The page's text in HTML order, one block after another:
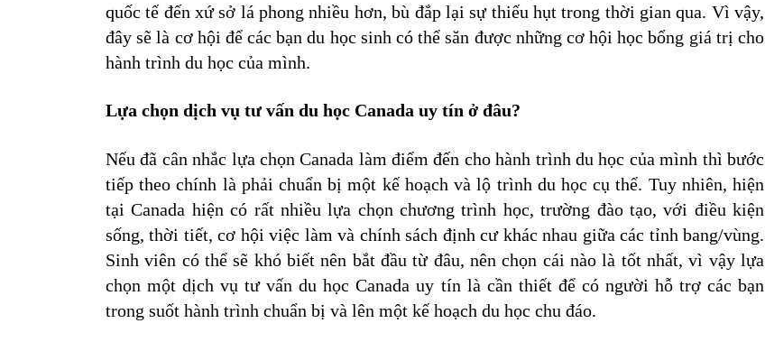
quốc tế đến xứ sở lá phong nhiều hơn, bù đắp lại sự thiếu hụt trong thời gian qua. Vì vậy,
đây sẽ là cơ hội để các bạn du học sinh có thể săn được những cơ hội học bổng giá trị cho
hành trình du học của mình.
Lựa chọn dịch vụ tư vấn du học Canada uy tín ở đâu?
Nếu đã cân nhắc lựa chọn Canada làm điểm đến cho hành trình du học của mình thì bước
tiếp theo chính là phải chuẩn bị một kế hoạch và lộ trình du học cụ thể. Tuy nhiên, hiện
tại Canada hiện có rất nhiều lựa chọn chương trình học, trường đào tạo, với điều kiện
sống, thời tiết, cơ hội việc làm và chính sách định cư khác nhau giữa các tỉnh bang/vùng.
Sinh viên có thể sẽ khó biết nên bắt đầu từ đâu, nên chọn cái nào là tốt nhất, vì vậy lựa
chọn một dịch vụ tư vấn du học Canada uy tín là cần thiết để có người hỗ trợ các bạn
trong suốt hành trình chuẩn bị và lên một kế hoạch du học chu đáo.